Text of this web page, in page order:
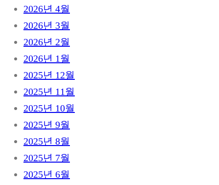
2026년 4월
2026년 3월
2026년 2월
2026년 1월
2025년 12월
2025년 11월
2025년 10월
2025년 9월
2025년 8월
2025년 7월
2025년 6월